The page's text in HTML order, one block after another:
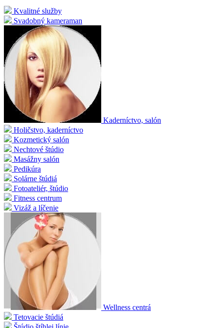
Kvalitné služby
Svadobný kameraman
Kaderníctvo, salón
Holičstvo, kaderníctvo
Kozmetický salón
Nechtové štúdio
Masážny salón
Pedikúra
Solárne štúdiá
Fotoateliér, štúdio
Fitness centrum
Vizáž a líčenie
Wellness centrá
Tetovacie štúdiá